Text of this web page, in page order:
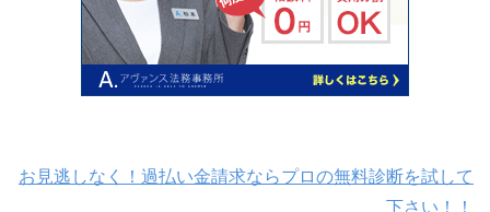
お見逃しなく！過払い金請求ならプロの無料診断を試して
下さい！！